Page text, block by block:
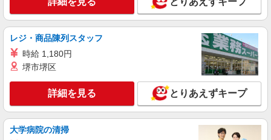
レジ・商品陳列スタッフ
時給 1,180円
堺市堺区
詳細を見る とりあえずキープ
大学病院の清掃